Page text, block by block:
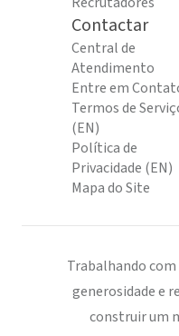
Contactar
Central de
Atendimento
Entre em
Termos de
(EN)
Política de
Privacidade (EN)
Mapa do Site
Trabalhando
generosidade e
construir um